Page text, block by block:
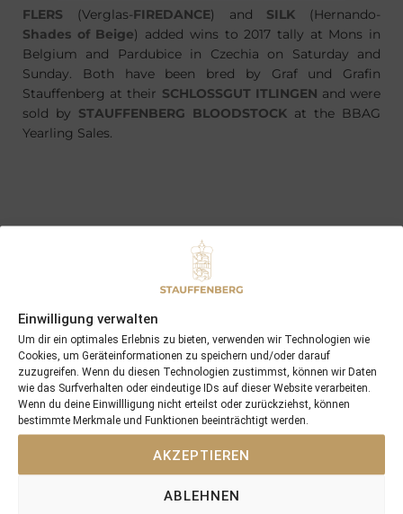
Einwilligung verwalten
Um dir ein optimales Erlebnis zu bieten, verwenden wir Technologien wie
Cookies, um Geräteinformationen zu speichern und/oder darauf
zuzugreifen. Wenn du diesen Technologien zustimmst, können wir Daten
wie das Surfverhalten oder eindeutige IDs auf dieser Website verarbeiten.
Wenn du deine Einwillligung nicht erteilst oder zurückziehst, können
bestimmte Merkmale und Funktionen beeinträchtigt werden.
AKZEPTIEREN
ABLEHNEN
FLERS (Verglas-FIREDANCE) and SILK (Hernando-
Shades of Beige) added wins to 2017 tally at Mons in
Belgium and Pardubice in Czechia on Saturday and
Sunday. Both have been bred by Graf und Grafin
Stauffenberg at their SCHLOSSGUT ITLINGEN and were
sold by STAUFFENBERG BLOODSTOCK at the BBAG
Yearling Sales.
06/06/17 Friedrichspalast continues his winning streak after missing the whole 2016 season
Search
SEARCH
Recent Posts
18/07/26 Symbol of Honour delivers a brilliant success in the